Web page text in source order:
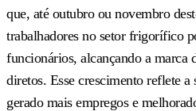
que, até outubro ou novembro
trabalhadores no setor frigorífico
funcionários, alcançando a marca
diretos. Esse crescimento reflete a
gerado mais empregos e